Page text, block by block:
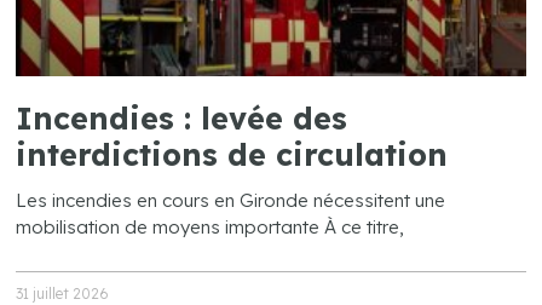
Incendies : levée des
interdictions de circulation
Les incendies en cours en Gironde nécessitent une
mobilisation de moyens importante À ce titre,
31 juillet 2026